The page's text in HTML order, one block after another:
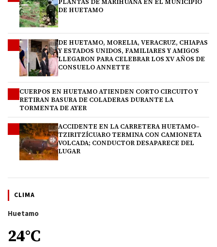
DE HUETAMO
DE HUETAMO, MORELIA, VERACRUZ, CHIAPAS
Y ESTADOS UNIDOS, FAMILIARES Y AMIGOS
LLEGARON PARA CELEBRAR LOS XV AÑOS DE
CONSUELO ANNETTE
CUERPOS EN HUETAMO ATIENDEN CORTO CIRCUITO Y
RETIRAN BASURA DE COLADERAS DURANTE LA
TORMENTA DE AYER
ACCIDENTE EN LA CARRETERA HUETAMO–
TZIRITZÍCUARO TERMINA CON CAMIONETA
VOLCADA; CONDUCTOR DESAPARECE DEL
LUGAR
CLIMA
Huetamo
24°C